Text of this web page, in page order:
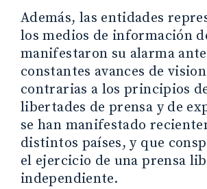
Además, las entidades
los medios de información
manifestaron su alarma
constantes avances de
contrarias a los principios
libertades de prensa y de
se han manifestado
distintos países, y que
el ejercicio de una prensa
independiente.